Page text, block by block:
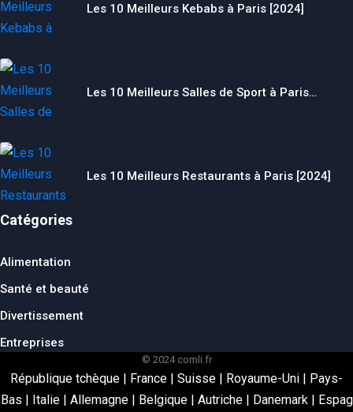
Les 10 Meilleurs Kebabs à Paris [2024]
Les 10 Meilleurs Salles de Sport à Paris…
Les 10 Meilleurs Restaurants à Paris [2024]
Catégories
Alimentation
Santé et beauté
Divertissement
Entreprises
© 2024 comli.fr
République tchèque | France | Suisse | Royaume-Uni | Pays-
Bas | Italie| Allemagne| Belgique| Autriche| Danemark | Espag